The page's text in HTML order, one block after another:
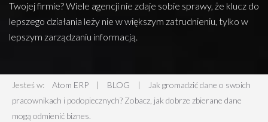
Twojej firmie? Wiele agencji nie zdaje sobie sprawy, że klucz do
lepszego działania leży nie w większym zatrudnieniu, tylko w
lepszym zarządzaniu informacją.
Jesteś w: Atom ERP | BLOG |
Jak gromadzić dane o swoich
pracownikach i podopiecznych? Zobacz, jak dobrze zbierane dane
mogą odmienić biznes.